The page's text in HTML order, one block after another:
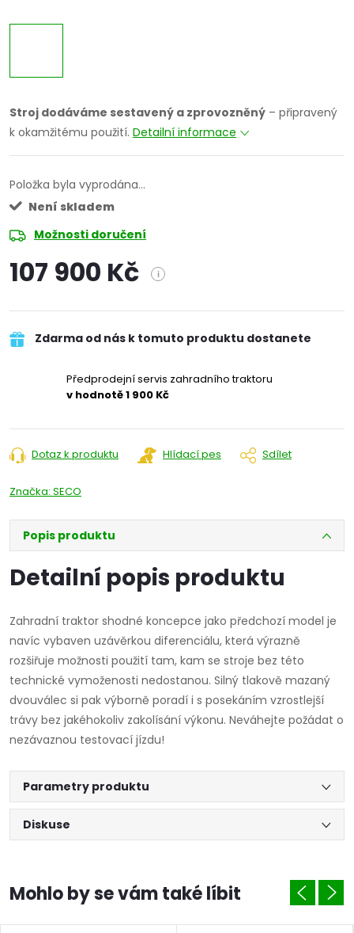
Stroj dodáváme sestavený a zprovozněný – připravený
k okamžitému použití. Detailní informace
Položka byla vyprodána…
Není skladem
Možnosti doručení
107 900 Kč i
cena:
Zdarma od nás k tomuto produktu dostanete
Předprodejní servis zahradního traktoru
v hodnotě 1 900 Kč
Dotaz k produktu Hlídací pes Sdílet
Značka: SECO
Popis produktu
Detailní popis produktu
Zahradní traktor shodné koncepce jako předchozí model je
navíc vybaven uzávěrkou diferenciálu, která výrazně
rozšiřuje možnosti použití tam, kam se stroje bez této
technické vymoženosti nedostanou. Silný tlakově mazaný
dvouválec si pak výborně poradí i s posekáním vzrostlejší
trávy bez jakéhokoliv zakolísání výkonu. Neváhejte požádat o
nezávaznou testovací jízdu!
Parametry produktu
Diskuse